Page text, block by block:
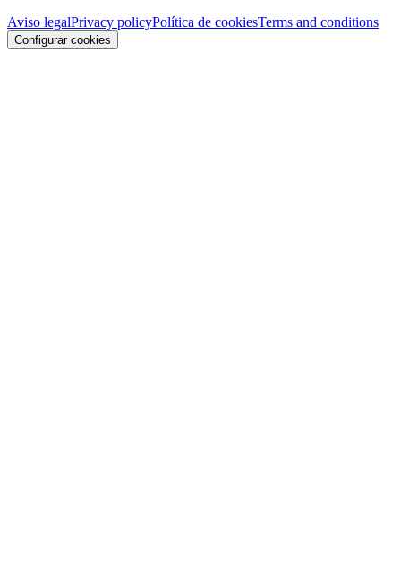
Aviso legalPrivacy policyPolítica de cookiesTerms and conditions
Configurar cookies